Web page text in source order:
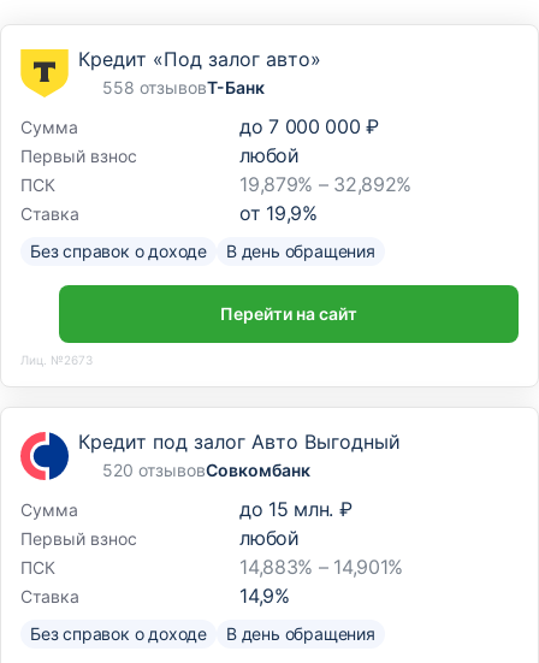
Кредит «Под залог авто»
558 отзывовТ-Банк
Сумма
до 7 000 000 ₽
Первый взнос любой
ПСК 19,879% – 32,892%
Ставка от 19,9%
Без справок о доходе В день обращения
Перейти на сайт
Лиц. №2673
Кредит под залог Авто Выгодный
520 отзывовСовкомбанк
Сумма
до 15 млн. ₽
Первый взнос любой
ПСК 14,883% – 14,901%
Ставка 14,9%
Без справок о доходе В день обращения